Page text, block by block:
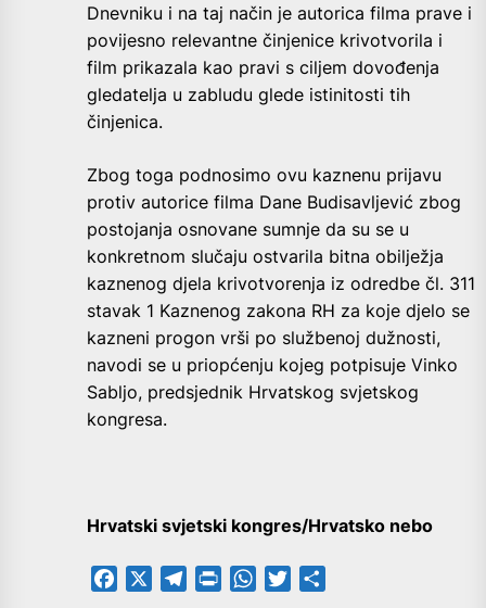
Dnevniku i na taj način je autorica filma prave i
povijesno relevantne činjenice krivotvorila i
film prikazala kao pravi s ciljem dovođenja
gledatelja u zabludu glede istinitosti tih
činjenica.
Zbog toga podnosimo ovu kaznenu prijavu
protiv autorice filma Dane Budisavljević zbog
postojanja osnovane sumnje da su se u
konkretnom slučaju ostvarila bitna obilježja
kaznenog djela krivotvorenja iz odredbe čl. 311
stavak 1 Kaznenog zakona RH za koje djelo se
kazneni progon vrši po službenoj dužnosti,
navodi se u priopćenju kojeg potpisuje Vinko
Sabljo, predsjednik Hrvatskog svjetskog
kongresa.
Hrvatski svjetski kongres/Hrvatsko nebo
Facebook TelegramPrintFriendly
WhatsApp
Twitter